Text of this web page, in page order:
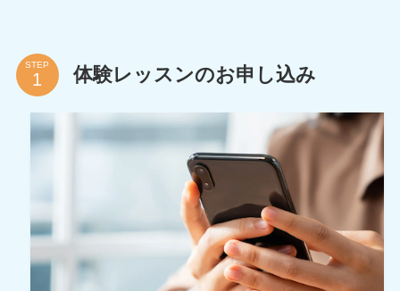
STEP 体験レッスンのお申し込み